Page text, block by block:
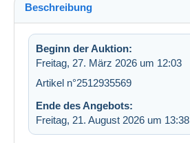
Beschreibung
Beginn der Auktion:
Freitag, 27. März 2026 um 12:03
Artikel n°2512935569
Ende des Angebots:
Freitag, 21. August 2026 um 13:38